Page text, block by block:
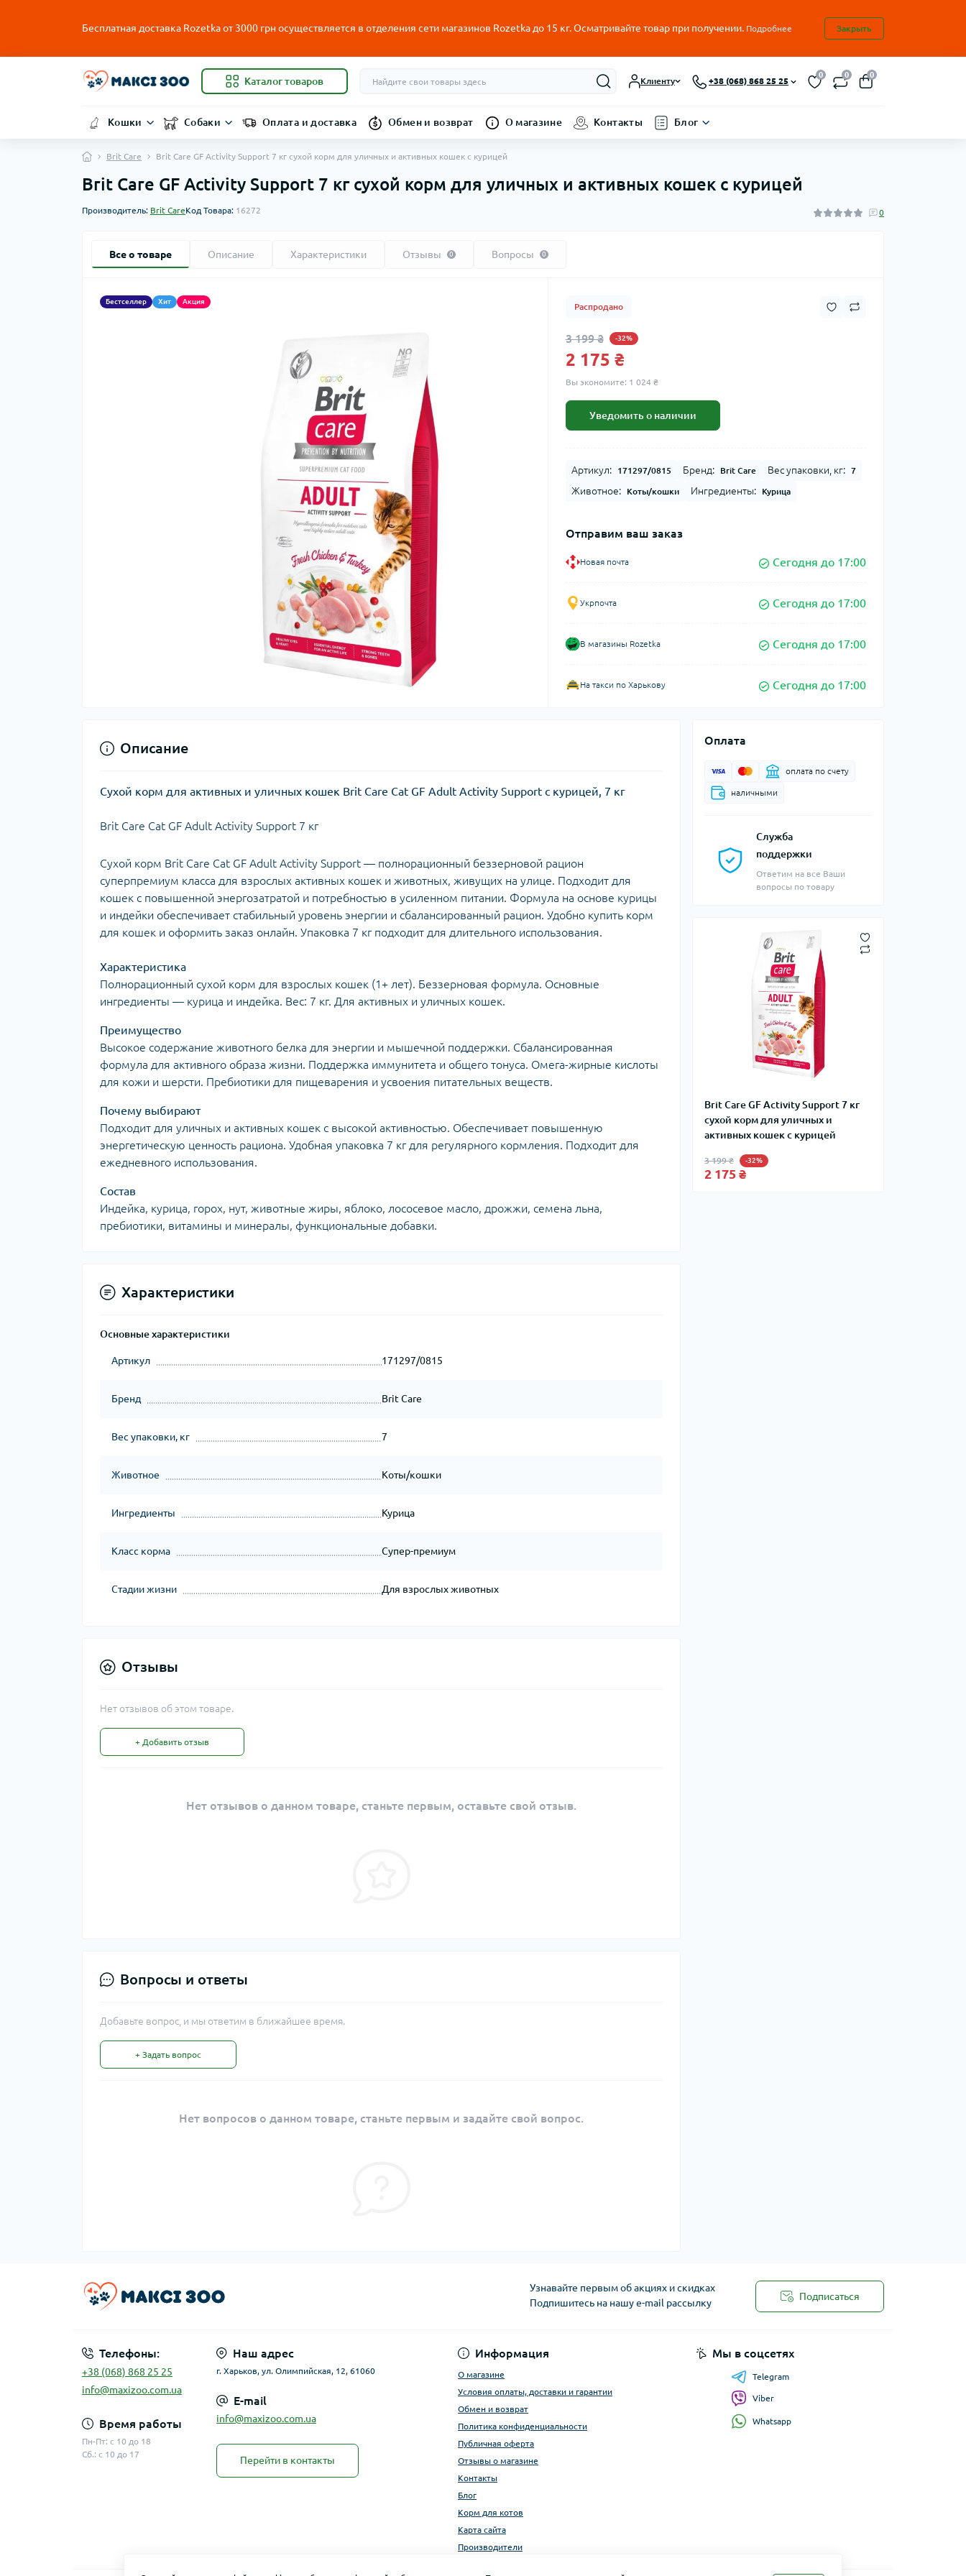
Бесплатная доставка Rozetka от3000 грн осуществляется в отделения сети магазинов Rozetka до 15 кг. Осматривайте товар при получении. Подробнее Закрыть
Каталог товаров Клиенту +38 (068) 868 25 25
0 0 0
Кошки Собаки Оплата и доставка Обмен и возврат О магазине Контакты Блог
Brit Care Brit Care GF Activity Support 7 кг сухой корм для уличных и активных кошек с курицей
Brit Care GF Activity Support 7 кг сухой корм для уличных и активных кошек с курицей
Производитель: Brit CareКод Товара: 16272 0
Все о товаре Описание Характеристики Отзывы 0 Вопросы 0
Бестселлер Хит Акция
Распродано
3 199 ₴ -32%
2 175 ₴
Вы экономите: 1 024 ₴
Уведомить о наличии
Артикул: 171297/0815 Бренд: Brit Care Вес упаковки, кг: 7
Животное: Коты/кошки Ингредиенты: Курица
Отправим ваш заказ
Новая почта Сегодня до 17:00
Укрпочта Сегодня до 17:00
В магазины Rozetka Сегодня до 17:00
На такси по Харькову Сегодня до 17:00
Оплата
оплата по счету
наличными
Служба
поддержки
Ответим на все Ваши
вопросы по товару
Brit Care GF Activity Support 7 кг
сухой корм для уличных и
активных кошек с курицей
3 199 ₴ -32%
2 175 ₴
Описание
Сухой корм для активных и уличных кошек Brit Care Cat GF Adult Activity Support с курицей, 7 кг
Brit Care Cat GF Adult Activity Support 7 кг
Сухой корм Brit Care Cat GF Adult Activity Support — полнорационный беззерновой рацион
суперпремиум класса для взрослых активных кошек и животных, живущих на улице. Подходит для
кошек с повышенной энергозатратой и потребностью в усиленном питании. Формула на основе курицы
и индейки обеспечивает стабильный уровень энергии и сбалансированный рацион. Удобно купить корм
для кошек и оформить заказ онлайн. Упаковка 7 кг подходит для длительного использования.
Характеристика
Полнорационный сухой корм для взрослых кошек (1+ лет). Беззерновая формула. Основные
ингредиенты — курица и индейка. Вес: 7 кг. Для активных и уличных кошек.
Преимущество
Высокое содержание животного белка для энергии и мышечной поддержки. Сбалансированная
формула для активного образа жизни. Поддержка иммунитета и общего тонуса. Омега-жирные кислоты
для кожи и шерсти. Пребиотики для пищеварения и усвоения питательных веществ.
Почему выбирают
Подходит для уличных и активных кошек с высокой активностью. Обеспечивает повышенную
энергетическую ценность рациона. Удобная упаковка 7 кг для регулярного кормления. Подходит для
ежедневного использования.
Состав
Индейка, курица, горох, нут, животные жиры, яблоко, лососевое масло, дрожжи, семена льна,
пребиотики, витамины и минералы, функциональные добавки.
Характеристики
Основные характеристики
Артикул 171297/0815
Бренд Brit Care
Вес упаковки, кг 7
Животное Коты/кошки
Ингредиенты Курица
Класс корма Супер-премиум
Стадии жизни Для взрослых животных
Отзывы
Нет отзывов об этом товаре.
+ Добавить отзыв
Нет отзывов о данном товаре, станьте первым, оставьте свой отзыв.
Вопросы и ответы
Добавьте вопрос, и мы ответим в ближайшее время.
+ Задать вопрос
Нет вопросов о данном товаре, станьте первым и задайте свой вопрос.
Узнавайте первым об акциях и скидках
Подпишитесь на нашу e-mail рассылку
Подписаться
Телефоны:
+38 (068) 868 25 25
info@maxizoo.com.ua
Время работы
Пн-Пт: с 10 до 18
Сб.: с 10 до 17
Наш адрес
г. Харьков, ул. Олимпийская, 12, 61060
E-mail
info@maxizoo.com.ua
Перейти в контакты
Информация
О магазине
Условия оплаты, доставки и гарантии
Обмен и возврат
Политика конфиденциальности
Публичная оферта
Отзывы о магазине
Контакты
Блог
Корм для котов
Карта сайта
Производители
Мы в соцсетях
Telegram
Viber
Whatsapp